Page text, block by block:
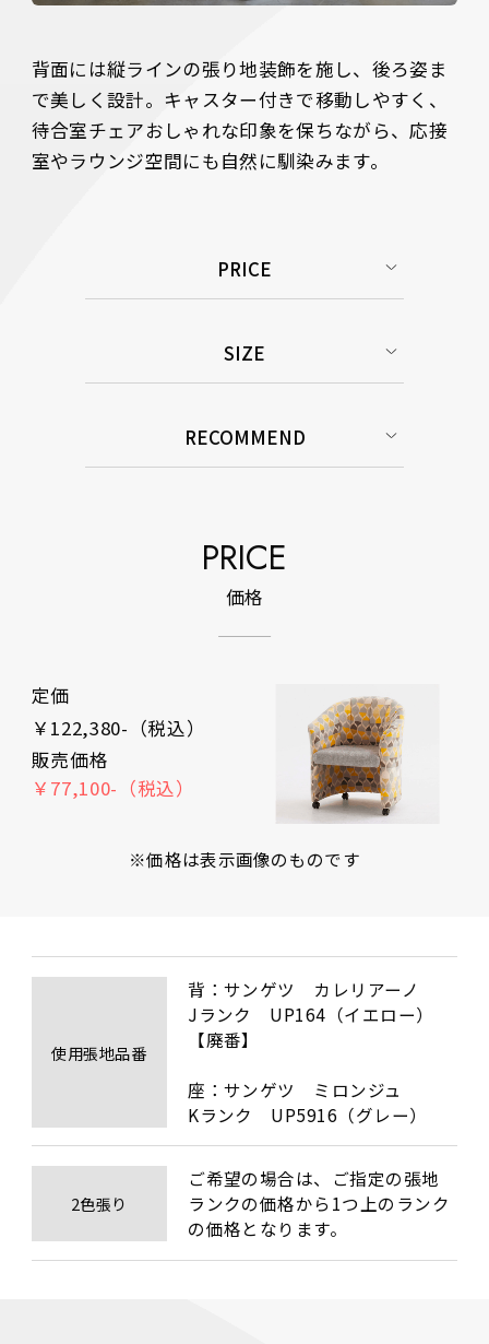
背面には縦ラインの張り地装飾を施し、後ろ姿ま
で美しく設計。キャスター付きで移動しやすく、
待合室チェアおしゃれな印象を保ちながら、応接
室やラウンジ空間にも自然に馴染みます。
PRICE
SIZE
RECOMMEND
PRICE
価格
定価
￥122,380-（税込）
販売価格
￥77,100-（税込）
※価格は表示画像のものです
使用張地品番
背：サンゲツ　カレリアーノ
Jランク　UP164（イエロー）
【廃番】
座：サンゲツ　ミロンジュ
Kランク　UP5916（グレー）
2色張り
ご希望の場合は、ご指定の張地
ランクの価格から1つ上のランク
の価格となります。